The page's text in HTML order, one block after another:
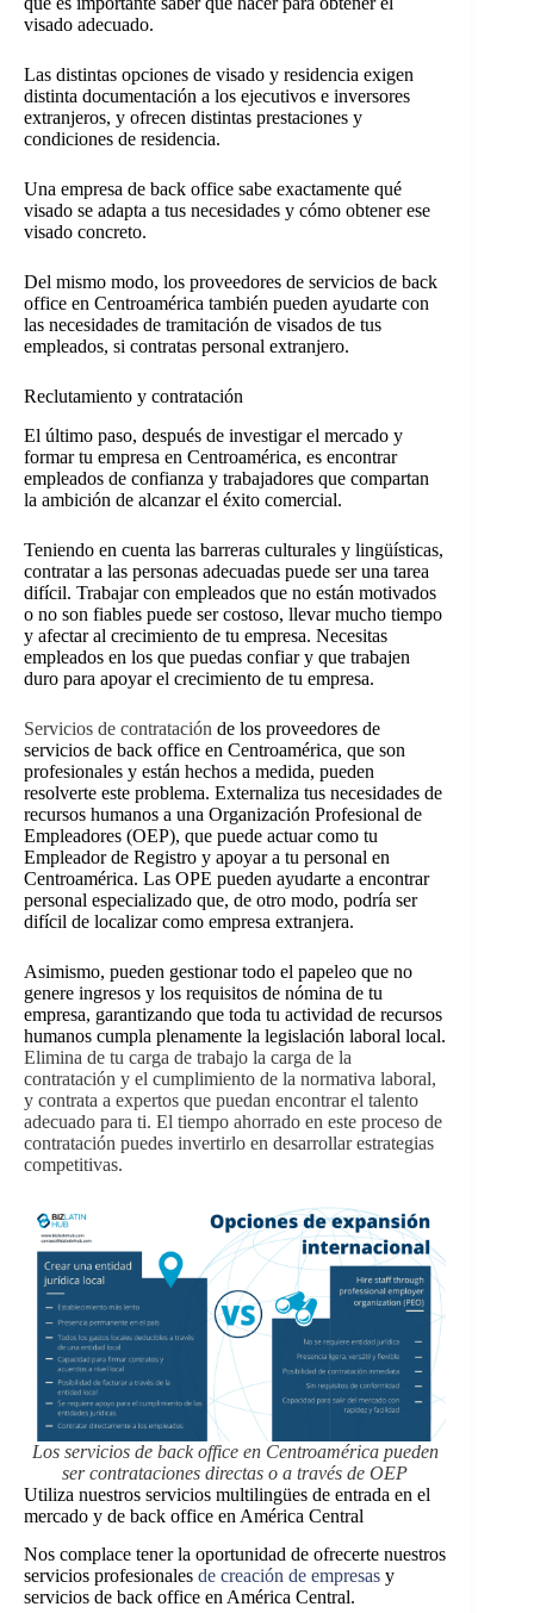
visado adecuado.
Las distintas opciones de visado y residencia exigen
distinta documentación a los ejecutivos e inversores
extranjeros, y ofrecen distintas prestaciones y
condiciones de residencia.
Una empresa de back office sabe exactamente qué
visado se adapta a tus necesidades y cómo obtener ese
visado concreto.
Del mismo modo, los proveedores de servicios de back
office en Centroamérica también pueden ayudarte con
las necesidades de tramitación de visados de tus
empleados, si contratas personal extranjero.
Reclutamiento y contratación
El último paso, después de investigar el mercado y
formar tu empresa en Centroamérica, es encontrar
empleados de confianza y trabajadores que compartan
la ambición de alcanzar el éxito comercial.
Teniendo en cuenta las barreras culturales y lingüísticas,
contratar a las personas adecuadas puede ser una tarea
difícil. Trabajar con empleados que no están motivados
o no son fiables puede ser costoso, llevar mucho tiempo
y afectar al crecimiento de tu empresa. Necesitas
empleados en los que puedas confiar y que trabajen
duro para apoyar el crecimiento de tu empresa.
Servicios de contratación de los proveedores de
servicios de back office en Centroamérica, que son
profesionales y están hechos a medida, pueden
resolverte este problema. Externaliza tus necesidades de
recursos humanos a una Organización Profesional de
Empleadores (OEP), que puede actuar como tu
Empleador de Registro y apoyar a tu personal en
Centroamérica. Las OPE pueden ayudarte a encontrar
personal especializado que, de otro modo, podría ser
difícil de localizar como empresa extranjera.
Asimismo, pueden gestionar todo el papeleo que no
genere ingresos y los requisitos de nómina de tu
empresa, garantizando que toda tu actividad de recursos
humanos cumpla plenamente la legislación laboral local.
Elimina de tu carga de trabajo la carga de la
contratación y el cumplimiento de la normativa laboral,
y contrata a expertos que puedan encontrar el talento
adecuado para ti. El tiempo ahorrado en este proceso de
contratación puedes invertirlo en desarrollar estrategias
competitivas.
Los servicios de back office en Centroamérica pueden
ser contrataciones directas o a través de OEP
Utiliza nuestros servicios multilingües de entrada en el
mercado y de back office en América Central
Nos complace tener la oportunidad de ofrecerte nuestros
servicios profesionales de creación de empresas y
servicios de back office en América Central.